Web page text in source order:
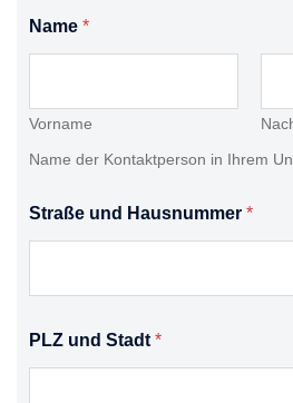
Name *
Vorname
Name der Kontaktperson in Ihrem
Straße und Hausnummer *
PLZ und Stadt *